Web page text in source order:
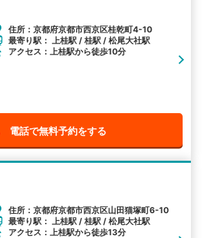
住所：京都府京都市西京区桂乾町4-10
最寄り駅： 上桂駅 / 桂駅 / 松尾大社駅
アクセス：上桂駅から徒歩10分
電話で無料予約をする
住所：京都府京都市西京区山田猫塚町6-10
最寄り駅： 上桂駅 / 桂駅 / 松尾大社駅
アクセス：上桂駅から徒歩13分